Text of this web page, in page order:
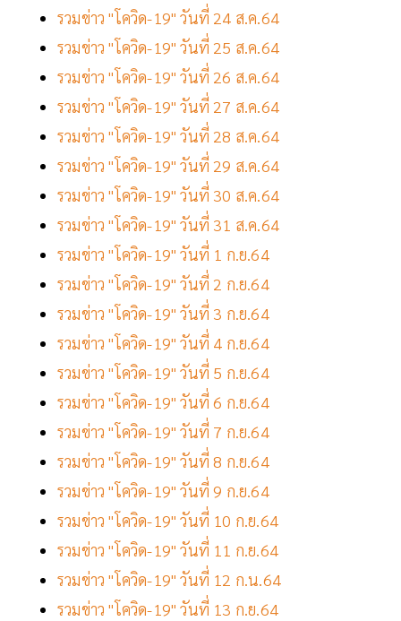
รวมข่าว "โควิด-19" วันที่ 24 ส.ค.64
รวมข่าว "โควิด-19" วันที่ 25 ส.ค.64
รวมข่าว "โควิด-19" วันที่ 26 ส.ค.64
รวมข่าว "โควิด-19" วันที่ 27 ส.ค.64
รวมข่าว "โควิด-19" วันที่ 28 ส.ค.64
รวมข่าว "โควิด-19" วันที่ 29 ส.ค.64
รวมข่าว "โควิด-19" วันที่ 30 ส.ค.64
รวมข่าว "โควิด-19" วันที่ 31 ส.ค.64
รวมข่าว "โควิด-19" วันที่ 1 ก.ย.64
รวมข่าว "โควิด-19" วันที่ 2 ก.ย.64
รวมข่าว "โควิด-19" วันที่ 3 ก.ย.64
รวมข่าว "โควิด-19" วันที่ 4 ก.ย.64
รวมข่าว "โควิด-19" วันที่ 5 ก.ย.64
รวมข่าว "โควิด-19" วันที่ 6 ก.ย.64
รวมข่าว "โควิด-19" วันที่ 7 ก.ย.64
รวมข่าว "โควิด-19" วันที่ 8 ก.ย.64
รวมข่าว "โควิด-19" วันที่ 9 ก.ย.64
รวมข่าว "โควิด-19" วันที่ 10 ก.ย.64
รวมข่าว "โควิด-19" วันที่ 11 ก.ย.64
รวมข่าว "โควิด-19" วันที่ 12 ก.น.64
รวมข่าว "โควิด-19" วันที่ 13 ก.ย.64